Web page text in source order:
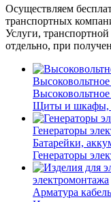
Осуществляем
транспортных
Услуги,
отдельно, при
Щиты и шкафы,
Генераторы
Батарейки,
Генераторы
электромонтажа
Арматура